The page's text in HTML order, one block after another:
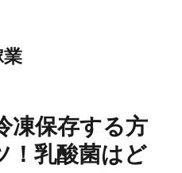
凍保存する方
！乳酸菌はど